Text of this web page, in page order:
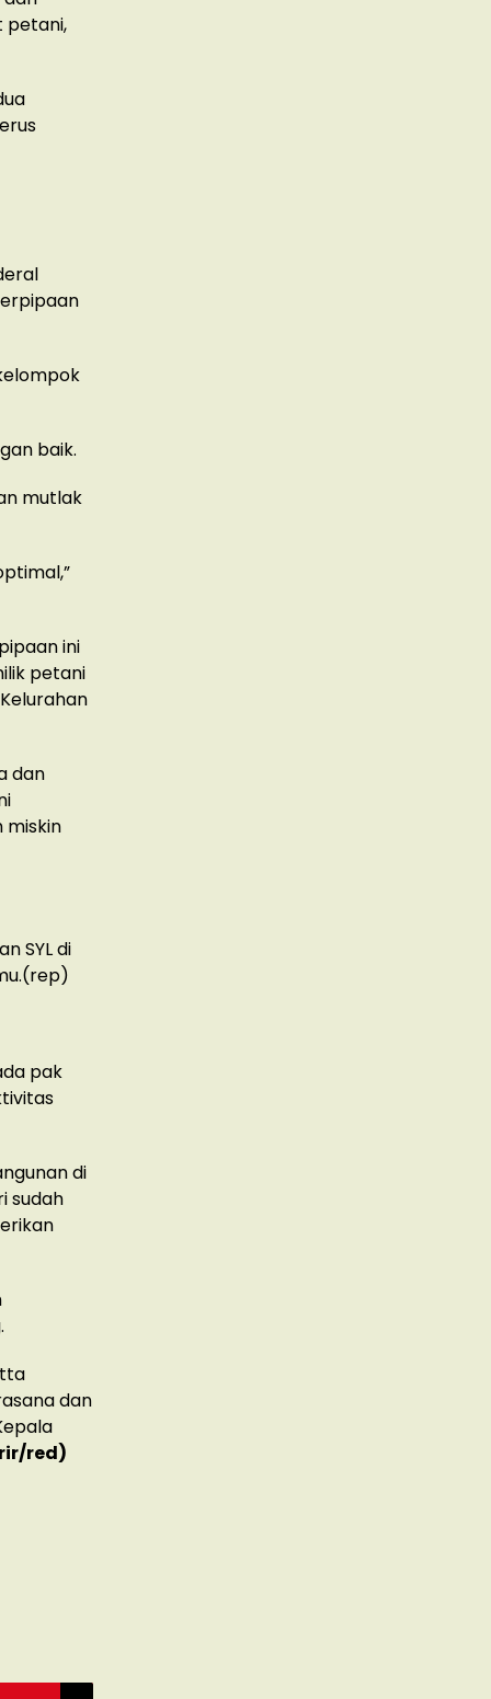
petani,
baik.
mutlak
ini
petani
dan
SYL di
pak
di
sudah
dan
rir/red)